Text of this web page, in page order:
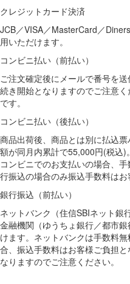
クレジットカード決済
JCB／VISA／MasterCard／
用いただけます。
コンビニ払い（前払い）
ご注文確定後にメールで番号を
続き開始となりますのでご注意
です。
コンビニ払い（後払い）
商品出荷後、商品とは別に払込
額が同月内累計で55,000円(税込)
コンビニでのお支払いの場合、
行振込の場合のみ振込手数料はお
銀行振込（前払い）
ネットバンク（住信SBIネット銀
金融機関（ゆうちょ銀行／都市
けます。ネットバンクは手数料
合、振込手数料はお客様ご負担
なりますのでご注意ください。